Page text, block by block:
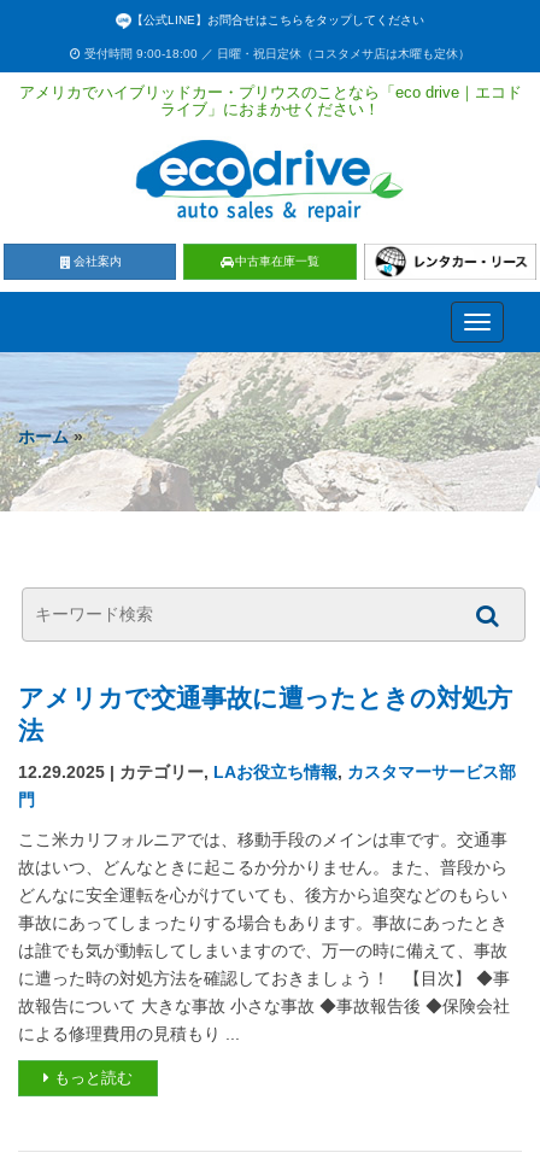
【公式LINE】お問合せはこちらをタップしてください
受付時間 9:00-18:00 ／ 日曜・祝日定休（コスタメサ店は木曜も定休）
アメリカでハイブリッドカー・プリウスのことなら「eco drive｜エコド
ライブ」におまかせください！
会社案内 中古車在庫一覧
Toggle
ホーム»
アメリカで交通事故に遭ったときの対処方
法
12.29.2025 | カテゴリー, LAお役立ち情報, カスタマーサービス部
門
ここ米カリフォルニアでは、移動手段のメインは車です。交通事
故はいつ、どんなときに起こるか分かりません。また、普段から
どんなに安全運転を心がけていても、後方から追突などのもらい
事故にあってしまったりする場合もあります。事故にあったとき
は誰でも気が動転してしまいますので、万一の時に備えて、事故
に遭った時の対処方法を確認しておきましょう！ 【目次】 ◆事
故報告について 大きな事故 小さな事故 ◆事故報告後 ◆保険会社
による修理費用の見積もり ...
もっと読む